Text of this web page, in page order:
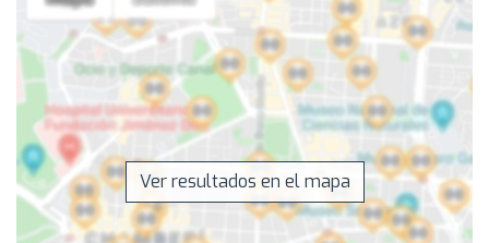
Ver resultados en el mapa